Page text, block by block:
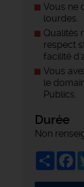
Vous ne
lourdes.
Qualités
respect
facilité
Vous
le
Publics.
Durée
Non
Share